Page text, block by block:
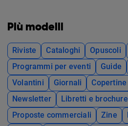
Più modelli
Riviste Cataloghi Opuscoli
Programmi per eventi
Guide
Volantini
Giornali Copertine
Newsletter
Libretti e brochure
Proposte commerciali
Zine